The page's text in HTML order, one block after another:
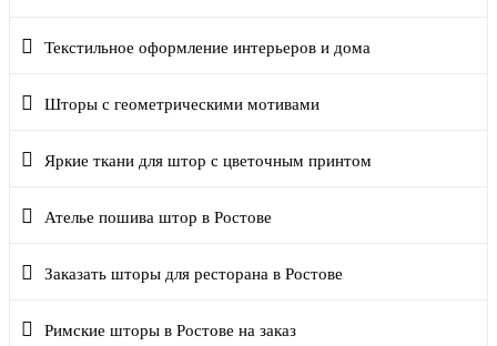
Текстильное оформление интерьеров и дома
Шторы с геометрическими мотивами
Яркие ткани для штор с цветочным принтом
Ателье пошива штор в Ростове
Заказать шторы для ресторана в Ростове
Римские шторы в Ростове на заказ